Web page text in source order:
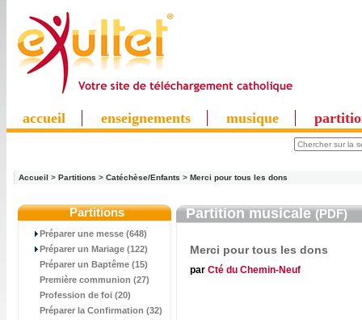
accueil enseignements musique
Accueil > Partitions > Catéchèse/Enfants > Merci pour tous les dons
Partitions
Préparer une messe (648)
Préparer un Mariage (122)
Préparer un Baptême (15)
Première communion (27)
Profession de foi (20)
Préparer la Confirmation (32)
Partition musicale(PDF)
Merci pour tous les dons
par Cté du Chemin-Neuf